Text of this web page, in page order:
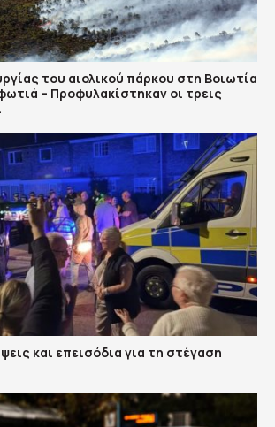
του αιολικού πάρκου στη Βοιωτία
– Προφυλακίστηκαν οι τρεις
και επεισόδια για τη στέγαση